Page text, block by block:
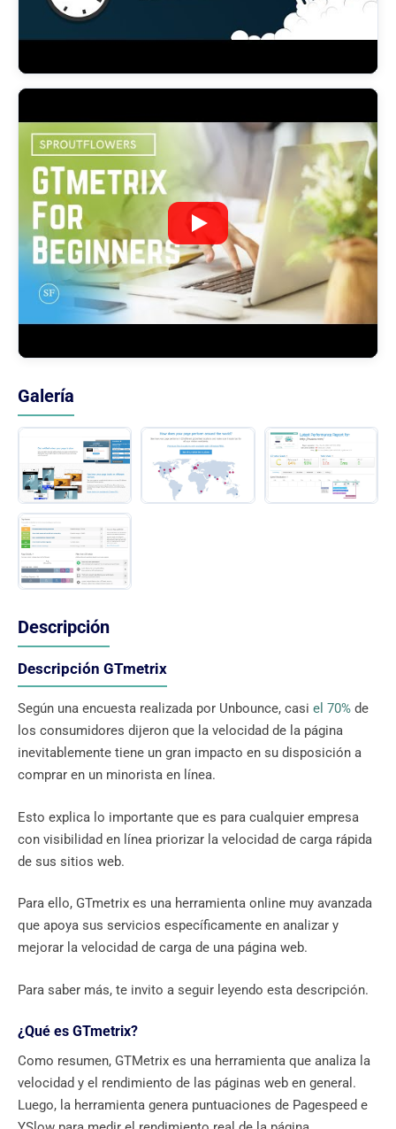
Galería
Descripción
Descripción GTmetrix
Según una encuesta realizada por Unbounce, casi el 70% de
los consumidores dijeron que la velocidad de la página
inevitablemente tiene un gran impacto en su disposición a
comprar en un minorista en línea.
Esto explica lo importante que es para cualquier empresa
con visibilidad en línea priorizar la velocidad de carga rápida
de sus sitios web.
Para ello, GTmetrix es una herramienta online muy avanzada
que apoya sus servicios específicamente en analizar y
mejorar la velocidad de carga de una página web.
Para saber más, te invito a seguir leyendo esta descripción.
¿Qué es GTmetrix?
Como resumen, GTMetrix es una herramienta que analiza la
velocidad y el rendimiento de las páginas web en general.
Luego, la herramienta genera puntuaciones de Pagespeed e